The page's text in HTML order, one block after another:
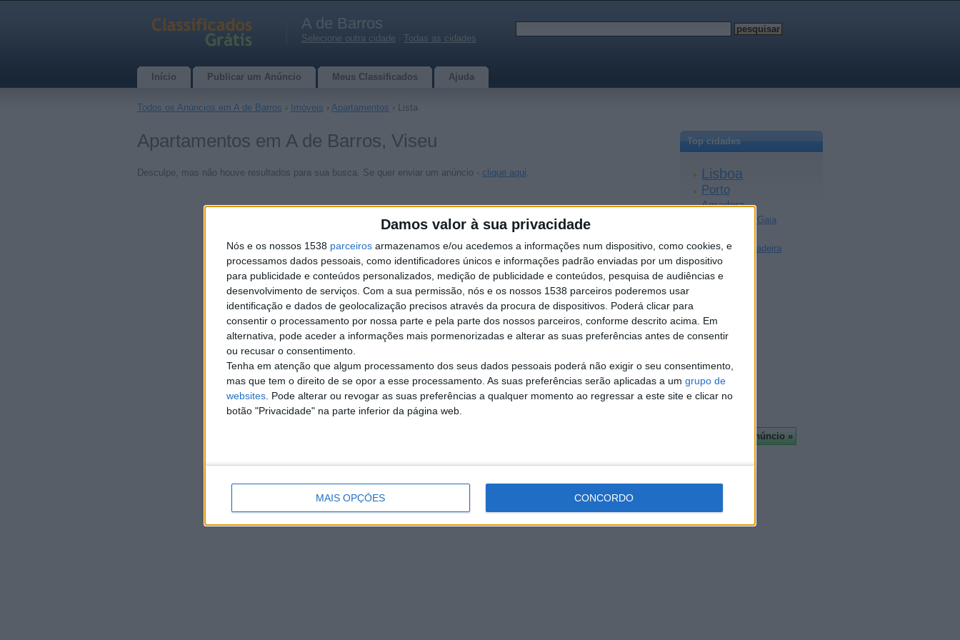
Damos valor à sua privacidade
Nós e os nossos 1538 parceiros armazenamos e/ou acedemos a informações num dispositivo, como cookies, e
processamos dados pessoais, como identificadores únicos e informações padrão enviadas por um dispositivo
para publicidade e conteúdos personalizados, medição de publicidade e conteúdos, pesquisa de audiências e
desenvolvimento de serviços. Com a sua permissão, nós e os nossos 1538 parceiros poderemos usar
identificação e dados de geolocalização precisos através da procura de dispositivos. Poderá clicar para
consentir o processamento por nossa parte e pela parte dos nossos parceiros, conforme descrito acima. Em
alternativa, pode aceder a informações mais pormenorizadas e alterar as suas preferências antes de consentir
ou recusar o consentimento.
Tenha em atenção que algum processamento dos seus dados pessoais poderá não exigir o seu consentimento,
mas que tem o direito de se opor a esse processamento. As suas preferências serão aplicadas a um grupo de
websites . Pode alterar ou revogar as suas preferências a qualquer momento ao regressar a este site e clicar no
botão "Privacidade" na parte inferior da página web.
MAIS OPÇÕES CONCORDO
A de Barros
Selecione outra cidade Todas as cidades
Início Publicar um Anúncio Meus Classificados Ajuda
Todos os Anúncios em A de Barros › Imóveis › Apartamentos › Lista
Apartamentos em A de Barros, Viseu
Desculpe, mas não houve resultados para sua busca. Se quer enviar um anúncio - clique aqui
Top cidades
Lisboa
Porto
Amadora
Vila Nova de Gaia
Achada da Madeira
Coimbra
Sintra
Faro
Almada
Leiria
Viseu
Mais